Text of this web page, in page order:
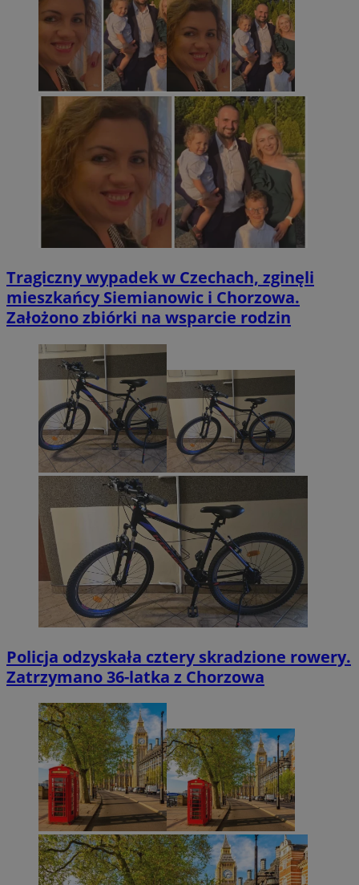
Tragiczny wypadek w Czechach, zginęli
mieszkańcy Siemianowic i Chorzowa.
Założono zbiórki na wsparcie rodzin
Policja odzyskała cztery skradzione rowery.
Zatrzymano 36-latka z Chorzowa